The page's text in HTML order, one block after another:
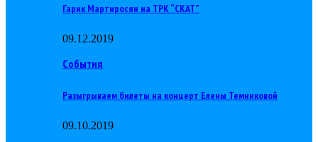
Гарик Мартиросян на ТРК “СКАТ”
09.12.2019
События
Разыгрываем билеты на концерт Елены Темниковой
09.10.2019